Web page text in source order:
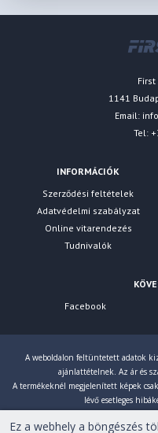
First
1141
Email:
Tel:
INFORMÁCIÓK
Szerződési feltételek
Adatvédelmi szabályzat
Online vitarendezés
Tudnivalók
Facebook
A weboldalon feltüntetett adatok
ajánlattételnek. Az ár és
A termékeknél megjelenített képek
lévő esetleges
Eltérés esetén a gyártó által megadott
Ez a webhely a böngészés